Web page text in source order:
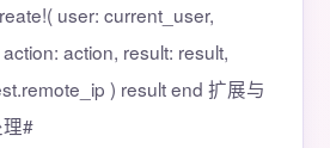
user: current_user,
action, result: result,
) result end 扩展与
#